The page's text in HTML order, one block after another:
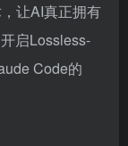
让AI真正拥有
启Lossless-
Code的